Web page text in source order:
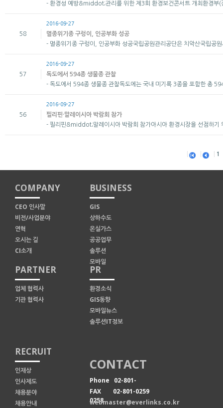
- 환경성 예방&middot;관리를 위한 제3회 환경보건콘서트 개최​ 환경
58
2016-09-27
멸종위기종 구렁이, 인공부화 성공
- 멸종위기종 구렁이, 인공부화 성공​ 국립공원관리공단은 치악산국립
57
2016-09-27
독도에서 594종 생물종 관찰
- 독도에서 594종 생물종 관찰​ 독도에는 국내 미기록 3종을 포함한 총
56
2016-09-27
필리핀·말레이시아 박람회 참가
- 필리핀&middot;말레이시아 박람회 참가​ 아시아 환경시장을 선점하
1
COMPANY
CEO 인사말
비전/사업분야
연혁
오시는 길
CI소개
BUSINESS
GIS
상하수도
온실가스
공공업무
솔루션
모바일
PARTNER
업체 협력사
기관 협력사
PR
환경소식
GIS동향
모바일뉴스
솔루션IT정보
RECRUIT
인재상
인사제도
채용분야
채용안내
CONTACT
Phone 02-801-
0258
FAX 02-801-0259
webmaster@everlinks.co.kr